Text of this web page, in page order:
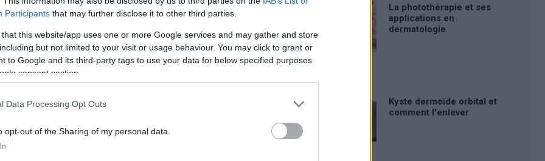
Participants that may further disclose it to other third parties.
that this website/app uses one or more Google services and may gather and store
but not limited to your visit or usage behaviour. You may click to grant or
to Google and its third-party tags to use your data for below specified purposes
consent section.
Data Processing Opt Outs
opt-out of the Sharing of my personal data.
des cheveux sont connues sous le nom de
chez les hommes que chez les femmes. Aucun
responsable. De nombreux patients sont
En effet, la douleur s'étend à l'ensemble de
affection doit être traité individuellement.
La photothérapie et ses
applications en
dermatologie
Kyste dermoïde orbital et
comment l'enlever